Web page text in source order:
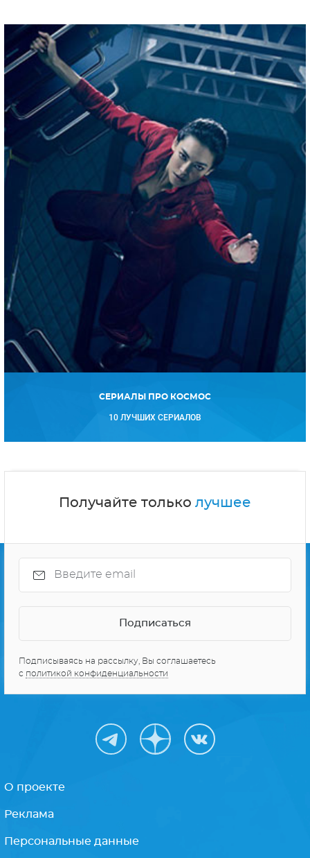
СЕРИАЛЫ ПРО КОСМОС
10 ЛУЧШИХ СЕРИАЛОВ
Получайте только лучшее
Подписываясь на рассылку, Вы соглашаетесь
с политикой конфиденциальности
О проекте
Реклама
Персональные данные